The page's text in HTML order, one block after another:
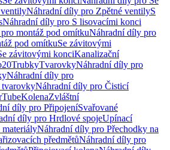
Náhradní díly pro Zpětné ventilyS
Náhradní díly pro S lisovacími konci
montáž pod omítkuNáhradní díly pro
pod omítkuSe závitovými
závitovými konciKanalizační
TrubkyTvarovkyNáhradní díly pro
Náhradní díly pro
Náhradní díly pro Čisticí
KolenaZvláštní
díly pro PřipojeníSvařované
díly pro Hrdlové spojeUpínací
materiályNáhradní díly pro Přechodky na
předmětůNáhradní díly pro